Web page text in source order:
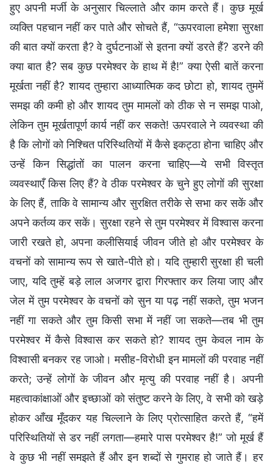
हुए अपनी मर्जी के अनुसार चिल्लाते और काम करते हैं। कुछ मूर्ख
व्यक्ति पहचान नहीं कर पाते और सोचते हैं, “ऊपरवाला हमेशा सुरक्षा
की बात क्यों करता है? वे दुर्घटनाओं से इतना क्यों डरते हैं? डरने की
क्या बात है? सब कुछ परमेश्वर के हाथ में है!” क्या ऐसी बातें करना
मूर्खता नहीं है? शायद तुम्हारा आध्यात्मिक कद छोटा हो, शायद तुममें
समझ की कमी हो और शायद तुम मामलों को ठीक से न समझ पाओ,
लेकिन तुम मूर्खतापूर्ण कार्य नहीं कर सकते! ऊपरवाले ने व्यवस्था की
है कि लोगों को निश्चित परिस्थितियों में कैसे इकट्ठा होना चाहिए और
उन्हें किन सिद्धांतों का पालन करना चाहिए—ये सभी विस्तृत
व्यवस्थाएँ किस लिए हैं? वे ठीक परमेश्वर के चुने हुए लोगों की सुरक्षा
के लिए हैं, ताकि वे सामान्य और सुरक्षित तरीके से सभा कर सकें और
अपने कर्तव्य कर सकें। सुरक्षा रहने से तुम परमेश्वर में विश्वास करना
जारी रखते हो, अपना कलीसियाई जीवन जीते हो और परमेश्वर के
वचनों को सामान्य रूप से खाते-पीते हो। यदि तुम्हारी सुरक्षा ही चली
जाए, यदि तुम्हें बड़े लाल अजगर द्वारा गिरफ्तार कर लिया जाए और
जेल में तुम परमेश्वर के वचनों को सुन या पढ़ नहीं सकते, तुम भजन
नहीं गा सकते और तुम किसी सभा में नहीं जा सकते—तब भी तुम
परमेश्वर में कैसे विश्वास कर सकते हो? शायद तुम केवल नाम के
विश्वासी बनकर रह जाओ। मसीह-विरोधी इन मामलों की परवाह नहीं
करते; उन्हें लोगों के जीवन और मृत्यु की परवाह नहीं है। अपनी
महत्वाकांक्षाओं और इच्छाओं को संतुष्ट करने के लिए, वे सभी को खड़े
होकर आँख मूँदकर यह चिल्लाने के लिए प्रोत्साहित करते हैं, “हमें
परिस्थितियों से डर नहीं लगता—हमारे पास परमेश्वर है!” जो मूर्ख हैं
वे कुछ भी नहीं समझते हैं और इन शब्दों से गुमराह हो जाते हैं। हर